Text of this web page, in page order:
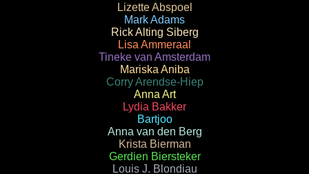
Lizette Abspoel
Mark Adams
Rick Alting Siberg
Lisa Ammeraal
Tineke van Amsterdam
Mariska Aniba
Corry Arendse-Hiep
Anna Art
Lydia Bakker
Bartjoo
Anna van den Berg
Krista Bierman
Gerdien Biersteker
Louis J. Blondiau